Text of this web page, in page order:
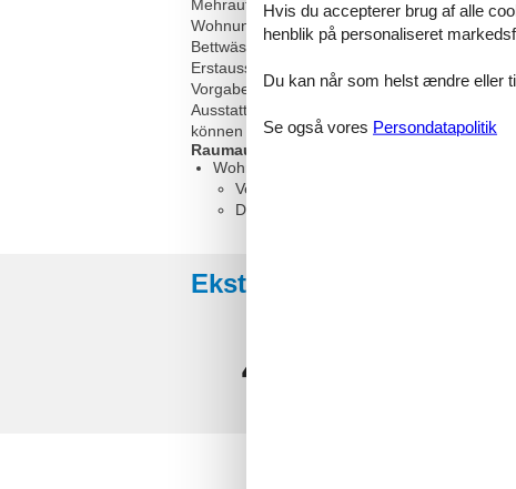
Mehraufwand wird ein einmaliger moderater
Wohnung nicht gestattet, bitte benutzen Sie
Bettwäsche – die Betten werden bereits
Erstausstattung dazu gebucht werden. Der
Vorgaben (Mindestübernachtungen /
Ausstattungsbeschreibung beruht auf
können leicht abweichend sein.
Raumaufteilung
Wohnzimmer, 2 Personen
Verdunklungsvorhänge, Kleiderschrank
Doppelbett
Eksterne anmeldelser
4,5
Hvis du accepterer brug af alle
henblik på personaliseret
Du kan når som helst ændre eller
Se også vores Persondatapolitik